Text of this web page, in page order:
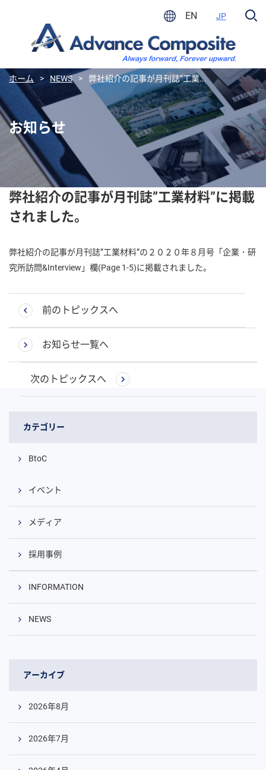
EN JP
ホーム > NEWS > 弊社紹介の記事が月刊誌”工業...
お知らせ
弊社紹介の記事が月刊誌”工業材料”に掲載
されました。
弊社紹介の記事が月刊誌”工業材料”の２０２０年８月号「企業・研
究所訪問&Interview」欄(Page 1-5)に掲載されました。
前のトピックスへ
お知らせ一覧へ
次のトピックスへ
カテゴリー
BtoC
イベント
メディア
採用事例
INFORMATION
NEWS
アーカイブ
2026年8月
2026年7月